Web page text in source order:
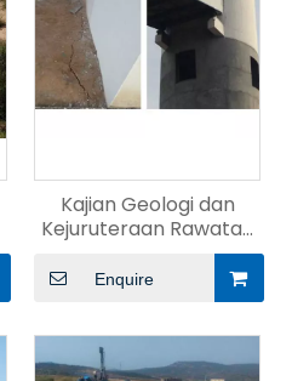
Kajian Geologi dan
Kejuruteraan Rawatan
Enquire